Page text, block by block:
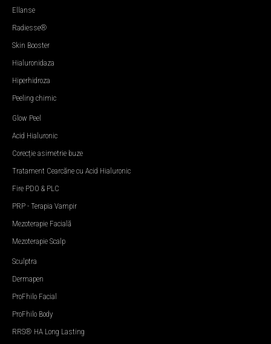
Sculptra
Dermapen
ProFhilo Facial
ProFhilo Body
RRS® HA Long Lasting
Glow Peel
Acid Hialuronic
Corecție asimetrie buze
Tratament Cearcăne cu Acid Hialuronic
Fire PDO & PLC
PRP - Terapia Vampir
Mezoterapie Facială
Mezoterapie Scalp
Ellanse
Radiesse®
Skin Booster
Hialuronidaza
Hiperhidroza
Peeling chimic